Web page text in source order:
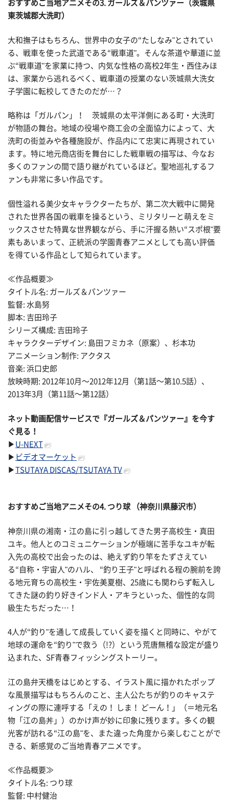
おすすめご当地アニメその3. ガールズ＆パンツァー（茨城県
東茨城郡大洗町）
大和撫子はもちろん、世界中の女子の“たしなみ"とされてい
る、戦車を使った武道である“戦車道"。そんな茶道や華道に並
ぶ“戦車道"を家業に持つ、内気な性格の高校2年生・西住みほ
は、家業から逃れるべく、戦車道の授業のない茨城県大洗女
子学園に転校してきたのだが…？
略称は「ガルパン」！ 茨城県の太平洋側にある町・大洗町
が物語の舞台。地域の役場や商工会の全面協力によって、大
洗町の街並みや各種施設が、作品内にて忠実に再現されてい
ます。特に地元商店街を舞台にした戦車戦の描写は、今なお
多くのファンの間で語り継がれているほど。聖地巡礼するフ
ァンも非常に多い作品です。
個性溢れる美少女キャラクターたちが、第二次大戦中に開発
された世界各国の戦車を操るという、ミリタリーと萌えをミ
ックスさせた特異な世界観ながら、手に汗握る熱い“スポ根"要
素もあいまって、正統派の学園青春アニメとしても高い評価
を得ている作品として知られています。
≪作品概要≫
タイトル名: ガールズ＆パンツァー
監督: 水島努
脚本: 吉田玲子
シリーズ構成: 吉田玲子
キャラクターデザイン: 島田フミカネ（原案）、杉本功
アニメーション制作: アクタス
音楽: 浜口史郎
放映時期: 2012年10月〜2012年12月（第1話〜第10.5話）、
2013年3月（第11話〜第12話）
ネット動画配信サービスで『ガールズ＆パンツァー』を今す
ぐ見る！
▶ U-NEXT
▶ ビデオマーケット
▶ TSUTAYA DISCAS/TSUTAYA TV
おすすめご当地アニメその4. つり球 （神奈川県藤沢市）
神奈川県の湘南・江の島に引っ越してきた男子高校生・真田
ユキ。他人とのコミュニケーションが極端に苦手なユキが転
入先の高校で出会ったのは、絶えず釣り竿をたずさえてい
る“自称・宇宙人"のハル、 “釣り王子"と呼ばれる程の腕前を誇
る地元育ちの高校生・宇佐美夏樹、25歳にも関わらず転入し
てきた謎の釣り好きインド人・アキラといった、個性的な同
級生たちだった…！
4人が“釣り"を通して成長していく姿を描くと同時に、やがて
地球の運命を“釣り"で救う（!?）という荒唐無稽な設定が盛り
込まれた、SF青春フィッシングストーリー。
江の島弁天橋をはじめとする、イラスト風に描かれたポップ
な風景描写はもちろんのこと、主人公たちが釣りのキャステ
ィングの際に連呼する「えの！ しま！ どーん！」（＝地元名
物「江の島丼」）のかけ声が妙に印象に残ります。多くの観
光客が訪れる“江の島"を、また違った角度から楽しむことがで
きる、新感覚のご当地青春アニメです。
≪作品概要≫
タイトル名: つり球
監督: 中村健治